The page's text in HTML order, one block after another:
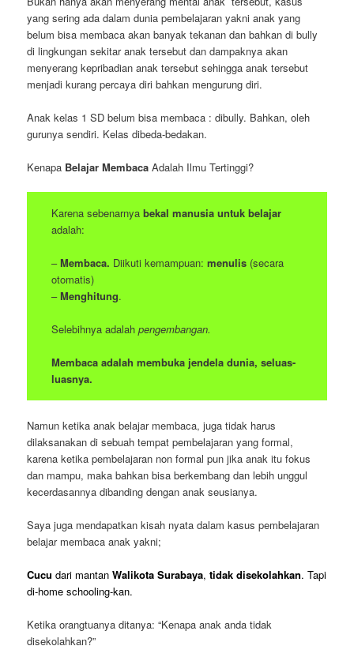
yang sering ada dalam dunia pembelajaran yakni anak yang
belum bisa membaca akan banyak tekanan dan bahkan di bully
di lingkungan sekitar anak tersebut dan dampaknya akan
menyerang kepribadian anak tersebut sehingga anak tersebut
menjadi kurang percaya diri bahkan mengurung diri.
Anak kelas 1 SD belum bisa membaca : dibully. Bahkan, oleh
gurunya sendiri. Kelas dibeda-bedakan.
Kenapa Belajar Membaca Adalah Ilmu Tertinggi?
Karena sebenarnya bekal manusia untuk belajar
adalah:
–Membaca. Diikuti kemampuan: menulis(secara
otomatis)
–Menghitung.
Selebihnya adalahpengembangan.
Membaca adalah membuka jendela dunia, seluas-
luasnya.
Namun ketika anak belajar membaca, juga tidak harus
dilaksanakan di sebuah tempat pembelajaran yang formal,
karena ketika pembelajaran non formal pun jika anak itu fokus
dan mampu, maka bahkan bisa berkembang dan lebih unggul
kecerdasannya dibanding dengan anak seusianya.
Saya juga mendapatkan kisah nyata dalam kasus pembelajaran
belajar membaca anak yakni;
Cucu dari mantanWalikota Surabaya,tidak disekolahkan. Tapi
di-home schooling-kan.
Ketika orangtuanya ditanya: “Kenapa anak anda tidak
disekolahkan?”